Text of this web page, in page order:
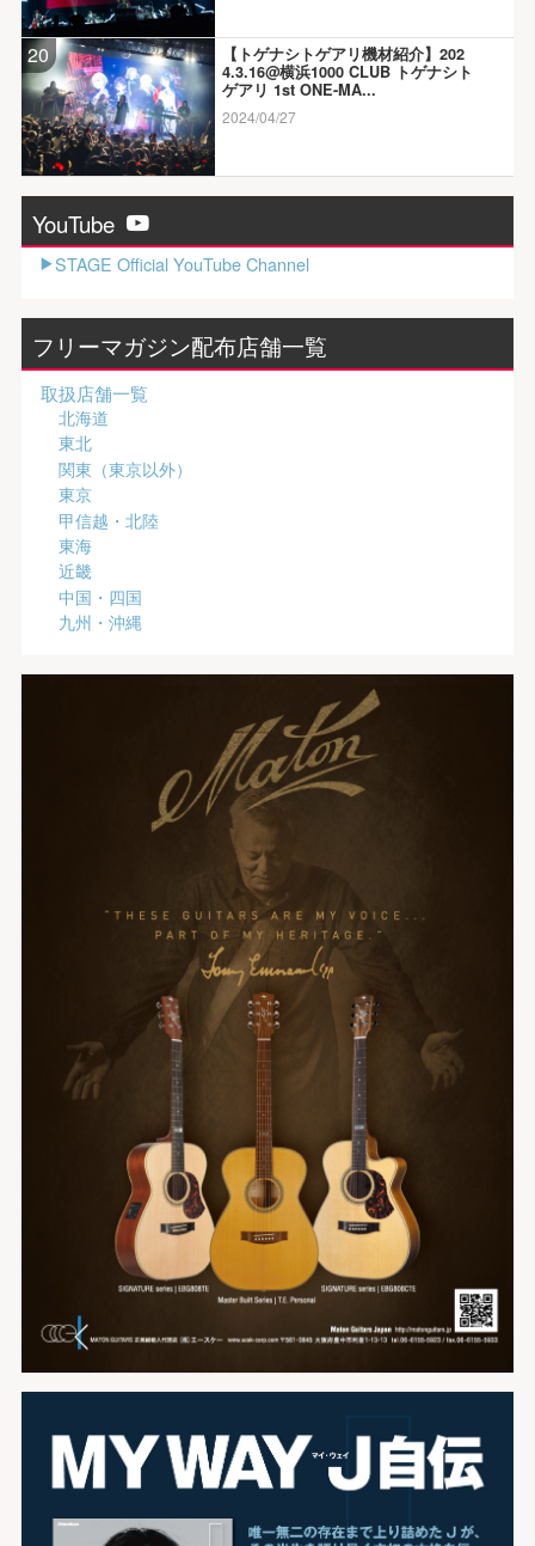
20
【トゲナシトゲアリ機材紹介】202
4.3.16@横浜1000 CLUB トゲナシト
ゲアリ 1st ONE-MA...
2024/04/27
YouTube
STAGE Official YouTube Channel
フリーマガジン配布店舗一覧
取扱店舗一覧
北海道
東北
関東（東京以外）
東京
甲信越・北陸
東海
近畿
中国・四国
九州・沖縄